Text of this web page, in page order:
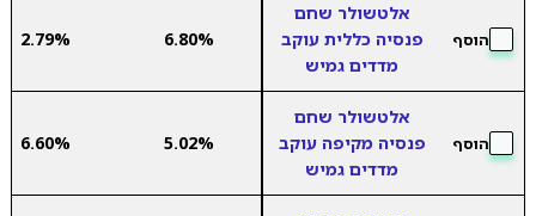
הוסף
אלטשולר שחם
פנסיה כללית עוקב
מדדים גמיש
6.80%
2.79%
הוסף
אלטשולר שחם
פנסיה מקיפה עוקב
מדדים גמיש
5.02%
6.60%